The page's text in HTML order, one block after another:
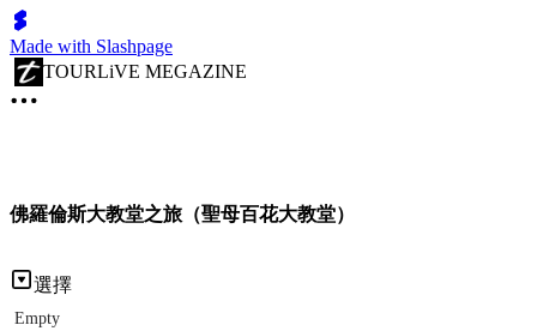
Made with Slashpage
TOURLiVE MEGAZINE
佛羅倫斯大教堂之旅（聖母百花大教堂）
選擇
Empty